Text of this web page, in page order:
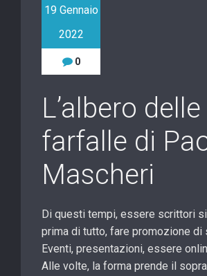
19 Gennaio
2022
0
L’albero delle
farfalle di
Mascheri
Di questi tempi, essere scrittori
prima di tutto, fare promozione di
Eventi, presentazioni, essere
Alle volte, la forma prende il